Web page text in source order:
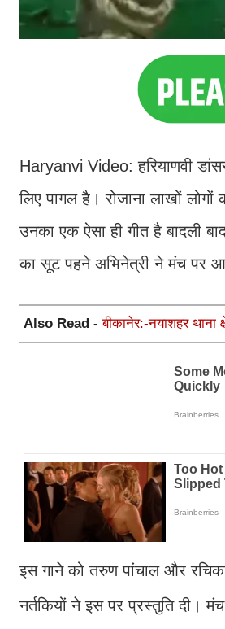
Haryanvi Video: हरियाणवी
लिए पागल है। रोजाना लाखों
उनका एक ऐसा ही गीत है बादली
का सूट पहने अभिनेत्री ने मंच पर
Also Read -बीकानेर:-नयाशहर थाना
इस गाने को तरुण पांचाल और रचिका
नर्तकियों ने इस पर प्रस्तुति दी।